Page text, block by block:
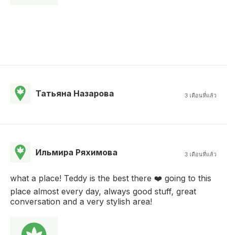
Татьяна Назарова 3 เดือนที่แล้ว
Ильмира Ряхимова 3 เดือนที่แล้ว
what a place! Teddy is the best there ❤️ going to this
place almost every day, always good stuff, great
conversation and a very stylish area!